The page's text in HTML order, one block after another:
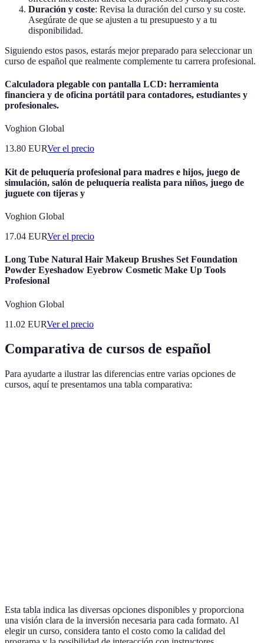
Duración y coste: Revisa la duración del curso y su coste.
Asegúrate de que se ajusten a tu presupuesto y a tu
disponibilidad.
Siguiendo estos pasos, estarás mejor preparado para seleccionar un
curso de español que realmente complemente tu carrera profesional.
Calculadora plegable con pantalla LCD: herramienta
financiera y de oficina portátil para contadores, estudiantes y
profesionales.
Voghion Global
13.80 EURVer el precio
Kit de peluquería profesional para madres e hijos, juego de
simulación, salón de peluquería realista para niños, juego de
juguete con tijeras y
Voghion Global
17.04 EURVer el precio
Long Tube Natural Hair Makeup Brushes Set Foundation
Powder Eyeshadow Eyebrow Cosmetic Make Up Tools
Profesional
Voghion Global
11.02 EURVer el precio
Comparativa de cursos de español
Para ayudarte a ilustrar las diferencias entre varias opciones de
cursos, aquí te presentamos una tabla comparativa:
Esta tabla indica las diversas opciones disponibles y proporciona
una visión clara de la inversión necesaria para cada formato. Al
elegir un curso, considera tanto el costo como la calidad del